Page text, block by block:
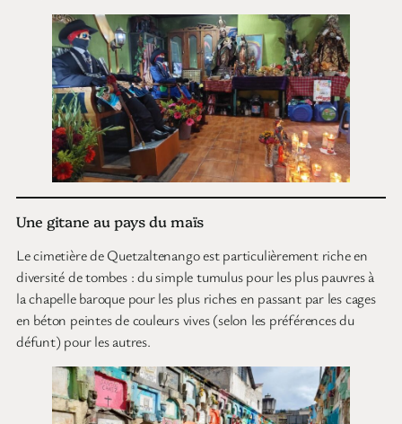
Une gitane au pays du maïs
Le cimetière de Quetzaltenango est particulièrement riche en
diversité de tombes : du simple tumulus pour les plus pauvres à
la chapelle baroque pour les plus riches en passant par les cages
en béton peintes de couleurs vives (selon les préférences du
défunt) pour les autres.